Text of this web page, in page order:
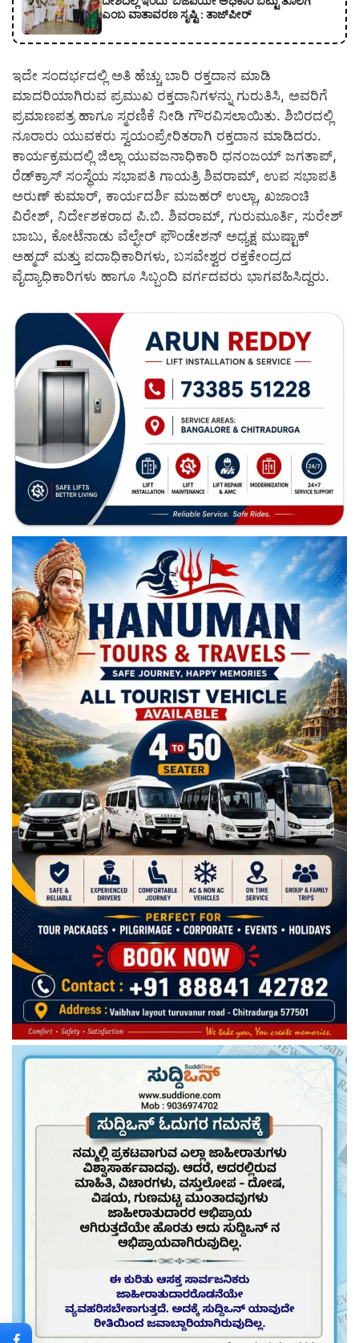
ಎಂಬ ವಾತಾವರಣ ಸೃಷ್ಟಿ : ತಾಜ್‌ಪೀರ್
ಇದೇ ಸಂದರ್ಭದಲ್ಲಿ ಅತಿ ಹೆಚ್ಚು ಬಾರಿ ರಕ್ತದಾನ ಮಾಡಿ
ಮಾದರಿಯಾಗಿರುವ ಪ್ರಮುಖ ರಕ್ತದಾನಿಗಳನ್ನು ಗುರುತಿಸಿ, ಅವರಿಗೆ
ಪ್ರಮಾಣಪತ್ರ ಹಾಗೂ ಸ್ಮರಣಿಕೆ ನೀಡಿ ಗೌರವಿಸಲಾಯಿತು. ಶಿಬಿರದಲ್ಲಿ
ನೂರಾರು ಯುವಕರು ಸ್ವಯಂಪ್ರೇರಿತರಾಗಿ ರಕ್ತದಾನ ಮಾಡಿದರು.
ಕಾರ್ಯಕ್ರಮದಲ್ಲಿ ಜಿಲ್ಲಾ ಯುವಜನಾಧಿಕಾರಿ ಧನಂಜಯ್ ಜಗತಾಪ್,
ರೆಡ್‍ಕ್ರಾಸ್ ಸಂಸ್ಥೆಯ ಸಭಾಪತಿ ಗಾಯತ್ರಿ ಶಿವರಾಮ್, ಉಪ ಸಭಾಪತಿ
ಅರುಣ್ ಕುಮಾರ್, ಕಾರ್ಯದರ್ಶಿ ಮಜಹರ್ ಉಲ್ಲಾ, ಖಜಾಂಚಿ
ವಿರೇಶ್, ನಿರ್ದೇಶಕರಾದ ಪಿ.ಬಿ. ಶಿವರಾಮ್, ಗುರುಮೂರ್ತಿ, ಸುರೇಶ್
ಬಾಬು, ಕೋಟೆನಾಡು ವೆಲ್ಫೇರ್ ಫೌಂಡೇಶನ್ ಅಧ್ಯಕ್ಷ ಮುಷ್ಟಾಕ್
ಅಹ್ಮದ್ ಮತ್ತು ಪದಾಧಿಕಾರಿಗಳು, ಬಸವೇಶ್ವರ ರಕ್ತಕೇಂದ್ರದ
ವೈದ್ಯಾಧಿಕಾರಿಗಳು ಹಾಗೂ ಸಿಬ್ಬಂದಿ ವರ್ಗದವರು ಭಾಗವಹಿಸಿದ್ದರು.